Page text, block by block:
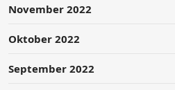
November 2022
Oktober 2022
September 2022